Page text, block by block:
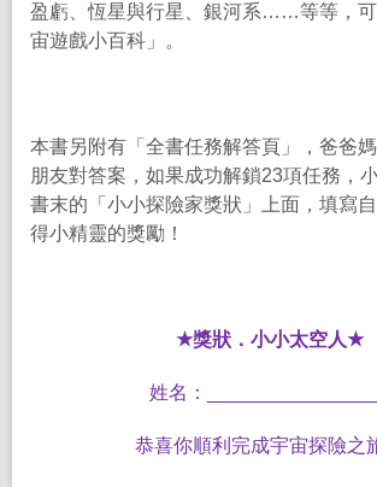
盈虧、恆星與行星、銀河系……等等，
宙遊戲小百科」。
本書另附有「全書任務解答頁」，爸爸
朋友對答案，如果成功解鎖23項任務，
書末的「小小探險家獎狀」上面，填寫
得小精靈的獎勵！
★獎狀．小小太空人★
姓名：
恭喜你順利完成宇宙探險之